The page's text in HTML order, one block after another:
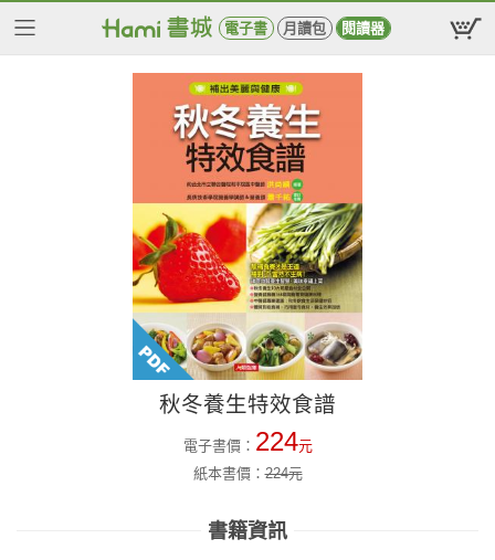
電子書 月讀包 閱讀器
秋冬養生特效食譜
電子書價： 224元
紙本書價：224元
書籍資訊